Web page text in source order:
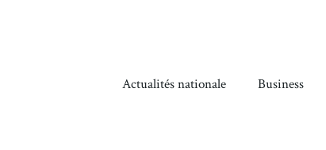
Actualités nationale Business